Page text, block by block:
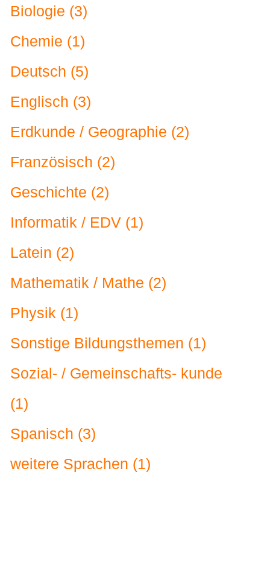
Biologie (3)
Chemie (1)
Deutsch (5)
Englisch (3)
Erdkunde / Geographie (2)
Französisch (2)
Geschichte (2)
Informatik / EDV (1)
Latein (2)
Mathematik / Mathe (2)
Physik (1)
Sonstige Bildungsthemen (1)
Sozial- / Gemeinschafts- kunde
(1)
Spanisch (3)
weitere Sprachen (1)